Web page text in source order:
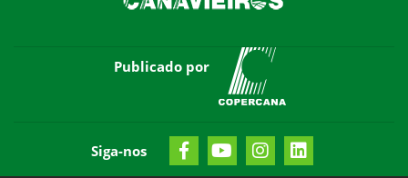
Publicado por
Siga-nos